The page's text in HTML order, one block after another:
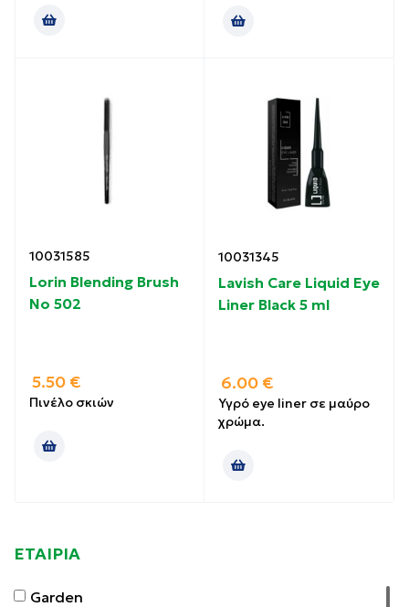
ΕΤΑΙΡΙΑ
Garden
10031585
Lorin Blending Brush
Νο 502
5.50 €
Πινέλο σκιών
10031345
Lavish Care Liquid Eye
Liner Black 5 ml
6.00 €
Υγρό eye liner σε μαύρο
χρώμα.